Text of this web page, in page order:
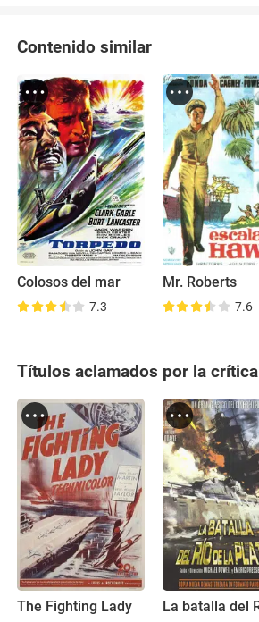
Contenido similar
Colosos del mar
7.3
Mr. Roberts
7.6
Títulos aclamados por la crítica
The Fighting Lady